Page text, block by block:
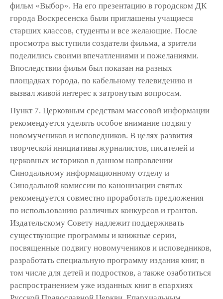
фильм «Выбор». На его презентацию в городском ДК
города Воскресенска были приглашены учащиеся
старших классов, студенты и все желающие. После
просмотра выступили создатели фильма, а зрители
поделились своими впечатлениями и пожеланиями.
Впоследствии фильм был показан на разных
площадках города, по кабельному телевидению и
вызвал живой интерес к затронутым вопросам.
Пункт 7. Церковным средствам массовой информации
рекомендуется уделять особое внимание подвигу
новомучеников и исповедников. В целях развития
творческой инициативы журналистов, писателей и
церковных историков в данном направлении
Синодальному информационному отделу и
Синодальной комиссии по канонизации святых
рекомендуется совместно проработать предложения
по использованию различных конкурсов и грантов.
Издательскому Совету надлежит поддерживать
существующие программы и книжные серии,
посвященные подвигу новомучеников и исповедников,
разработать специальную программу издания книг, в
том числе для детей и подростков, а также озаботиться
распространением уже изданных книг в епархиях